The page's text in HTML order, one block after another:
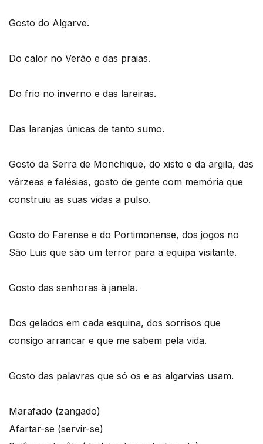
Gosto do Algarve.
Do calor no Verão e das praias.
Do frio no inverno e das lareiras.
Das laranjas únicas de tanto sumo.
Gosto da Serra de Monchique, do xisto e da argila, das
várzeas e falésias, gosto de gente com memória que
construiu as suas vidas a pulso.
Gosto do Farense e do Portimonense, dos jogos no
São Luis que são um terror para a equipa visitante.
Gosto das senhoras à janela.
Dos gelados em cada esquina, dos sorrisos que
consigo arrancar e que me sabem pela vida.
Gosto das palavras que só os e as algarvias usam.
Marafado (zangado)
Afartar-se (servir-se)